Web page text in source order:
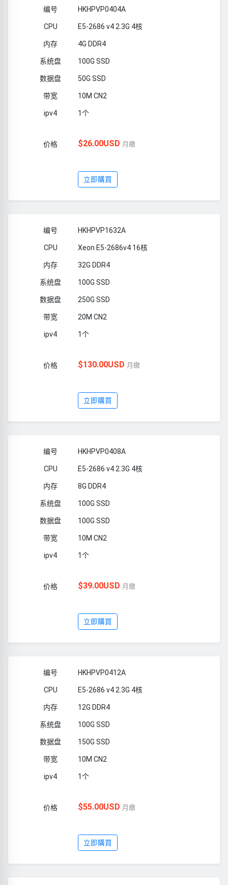
HKHPVP0404A
E5-2686 v4 2.3G 4核
4G DDR4
100G SSD
50G SSD
10M CN2
1个
$26.00USD 月繳
立即購買
HKHPVP1632A
Xeon E5-2686v4 16核
32G DDR4
100G SSD
250G SSD
20M CN2
1个
$130.00USD 月繳
立即購買
HKHPVP0408A
E5-2686 v4 2.3G 4核
8G DDR4
100G SSD
100G SSD
10M CN2
1个
$39.00USD 月繳
立即購買
HKHPVP0412A
E5-2686 v4 2.3G 4核
12G DDR4
100G SSD
150G SSD
10M CN2
1个
$55.00USD 月繳
立即購買